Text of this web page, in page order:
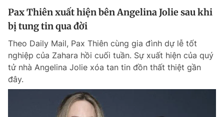
Hotline
0906 645 777
Liên hệ quảng cáo
Đặt báo Quảng cáo RSS Tòa soạn Chính sách bảo
Tổng biên tập: Nguyễn Ngọc Toàn
Phó tổng biên tập thường trực: Hải Thành
Phó tổng biên tập: Lâm Hiếu Dũng
Phó tổng biên tập: Trần Việt Hưng
Tổng thư ký tòa soạn: Đức Trung
Pax Thiên xuất hiện bên Angelina Jolie sau khi
bị tung tin qua đời
Theo Daily Mail, Pax Thiên cùng gia đình dự lễ tốt
nghiệp của Zahara hồi cuối tuần. Sự xuất hiện của quý
tử nhà Angelina Jolie xóa tan tin đồn thất thiệt gần
đây.